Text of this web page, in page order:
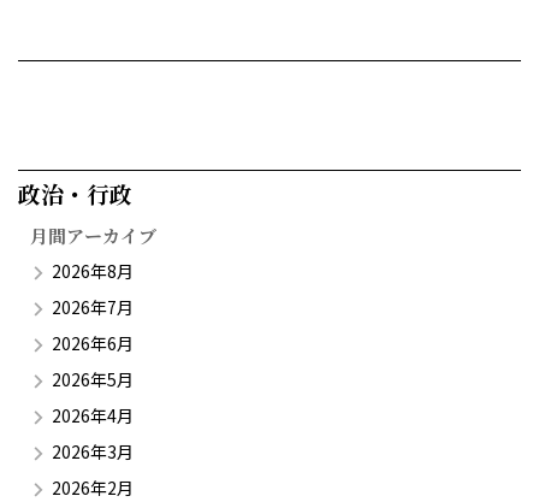
政治・行政​
月間アーカイブ
2026年8月
2026年7月
2026年6月
2026年5月
2026年4月
2026年3月
2026年2月